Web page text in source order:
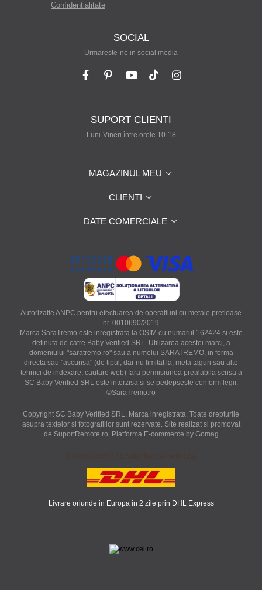
Confidentialitate
SOCIAL
Urmareste-ne in social media
SUPORT CLIENTI
Luni-Vineri între orele 10-18
MAGAZINUL MEU
CLIENTI
DATE COMERCIALE
Autorizatie ANPC pentru efectuarea de operatiuni cu metale pretioase
nr. 0010690/2019
Marca SaraTremo este inregistrata la OSIM cu numarul 162424 si este
detinuta de catre Baby Verified SRL. Utilizarea acestei marci, a
domeniului "saratremo.ro" sau a numelui SARATREMO, in forma
directa sau "ascunsa" (de tipul, dar nu limitat la, meta taguri sau alte
tehnici de indexare, cautare web) fara permisiunea prealabila scrisa a
SC Baby Verified SRL este interzisa si se pedepseste conform legii.
©SaraTremo.ro
Copyright SC Baby Verified SRL. Marca inregistrata. Toate drepturile
asupra textelor si fotografiilor sunt rezervate. Site realizat si promovat
de SuportRemote.ro. Platforma E-commerce by Gomag
4749819f0d917dc5db71edd975e97bba
Livrare oriunde in Europa in 2 zile prin DHL Express